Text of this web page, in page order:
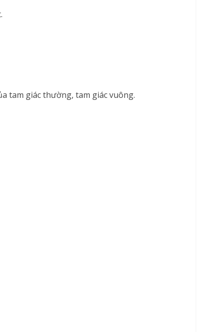
tam giác thường, tam giác vuông.